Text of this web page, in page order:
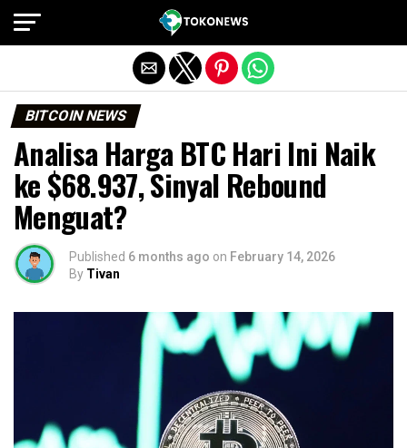
BITCOIN NEWS
Analisa Harga BTC Hari Ini Naik
ke $68.937, Sinyal Rebound
Menguat?
Published 6 months ago on February 14, 2026
By Tivan
Exit mobile version